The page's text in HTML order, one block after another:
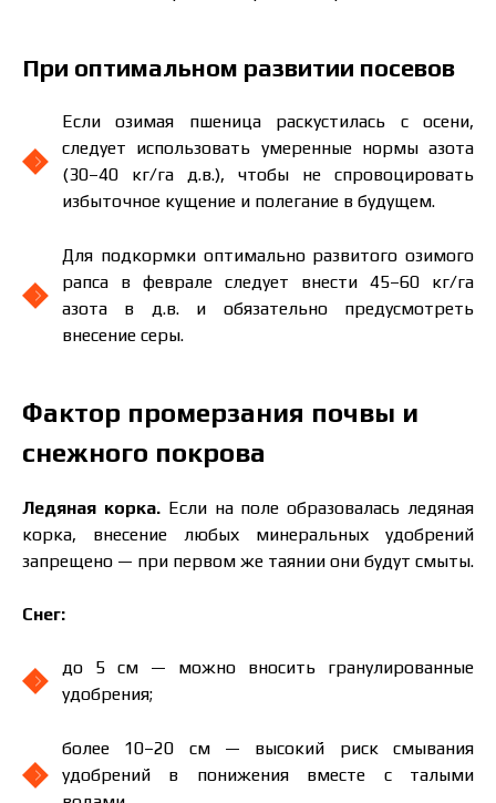
При оптимальном развитии посевов
Если озимая пшеница раскустилась с осени,
следует использовать умеренные нормы азота
(30–40 кг/га д.в.), чтобы не спровоцировать
избыточное кущение и полегание в будущем.
Для подкормки оптимально развитого озимого
рапса в феврале следует внести 45–60 кг/га
азота в д.в. и обязательно предусмотреть
внесение серы.
Фактор промерзания почвы и
снежного покрова
Ледяная корка.Если на поле образовалась ледяная
корка, внесение любых минеральных удобрений
запрещено — при первом же таянии они будут смыты.
Снег:
до 5 см — можно вносить гранулированные
удобрения;
более 10–20 см — высокий риск смывания
удобрений в понижения вместе с талыми
Цена зависит от объёма и региона доставки. Для
расчёта индивидуальной цены заполните
Заказать
защиты персональных данных.
Связаться с менеджером Makosh
Скачать каталог